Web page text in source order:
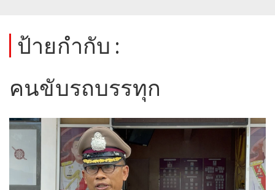
ป้ายกำกับ :
คนขับรถบรรทุก